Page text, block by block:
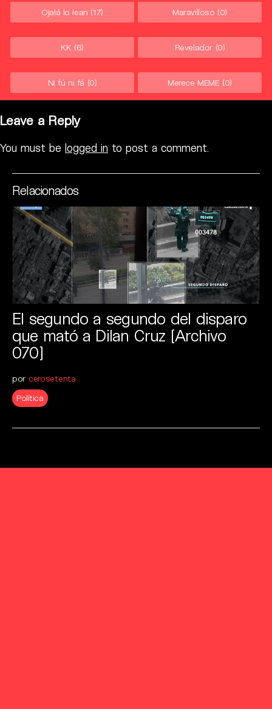
Ojalá lo lean (17) Maravilloso (0)
KK (6) Revelador (0)
Ni fú ni fá (0) Merece MEME (0)
Leave a Reply
You must be logged in to post a comment.
Relacionados
El segundo a segundo del disparo
que mató a Dilan Cruz [Archivo
070]
por cerosetenta
Política